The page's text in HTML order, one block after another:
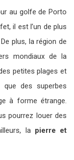
au golfe de Porto
il est l’un de plus
plus, la région de
mondiaux de la
petites plages et
que des superbes
à forme étrange.
pourrez louer des
la pierre et